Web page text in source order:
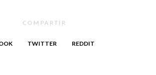
COMPARTIR
TWITTER REDDIT